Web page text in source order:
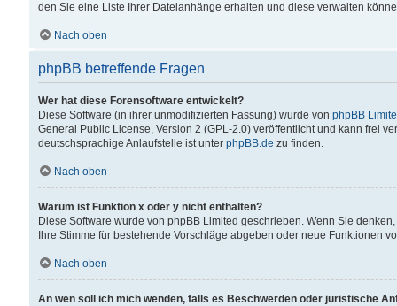
den Sie eine Liste Ihrer Dateianhänge erhalten und diese verwalten
Nach oben
phpBB betreffende Fragen
Wer hat diese Forensoftware entwickelt?
Diese Software (in ihrer unmodifizierten Fassung) wurde von phpBB
General Public License, Version 2 (GPL-2.0) veröffentlicht und kann frei
deutschsprachige Anlaufstelle ist unter phpBB.de zu finden.
Nach oben
Warum ist Funktion x oder y nicht enthalten?
Diese Software wurde von phpBB Limited geschrieben. Wenn Sie
Ihre Stimme für bestehende Vorschläge abgeben oder neue Funktionen
Nach oben
An wen soll ich mich wenden, falls es Beschwerden oder juristische